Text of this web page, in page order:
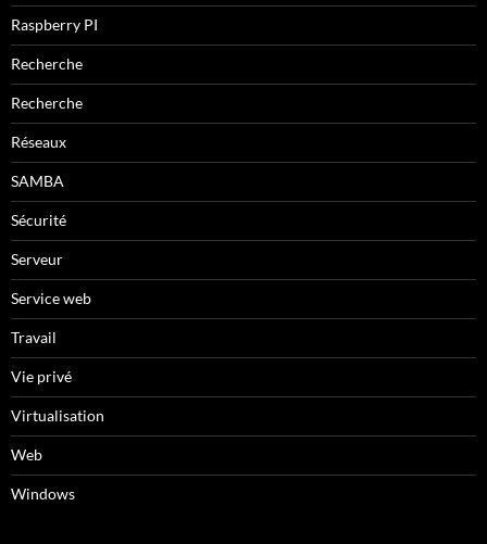
Raspberry PI
Recherche
Recherche
Réseaux
SAMBA
Sécurité
Serveur
Service web
Travail
Vie privé
Virtualisation
Web
Windows